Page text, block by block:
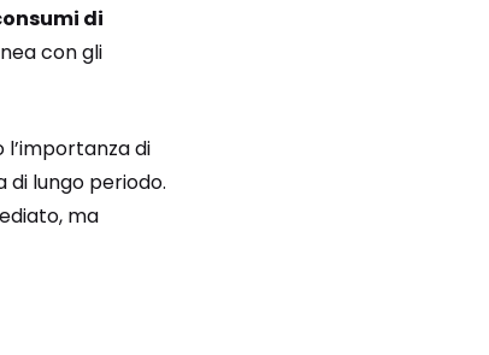
di
con gli
di
lungo periodo.
ma